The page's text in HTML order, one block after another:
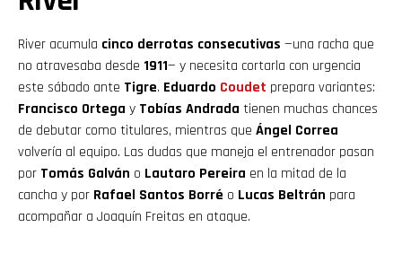
River acumula cinco derrotas consecutivas —una racha que
no atravesaba desde 1911— y necesita cortarla con urgencia
este sábado ante Tigre. Eduardo Coudet prepara variantes:
Francisco Ortega y Tobías Andrada tienen muchas chances
de debutar como titulares, mientras que Ángel Correa
volvería al equipo. Las dudas que maneja el entrenador pasan
por Tomás Galván o Lautaro Pereira en la mitad de la
cancha y por Rafael Santos Borré o Lucas Beltrán para
acompañar a Joaquín Freitas en ataque.